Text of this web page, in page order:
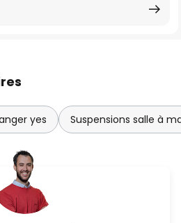
yes Suspensions salle à